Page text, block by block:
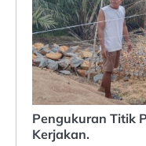
Pengukuran Titik
Kerjakan.